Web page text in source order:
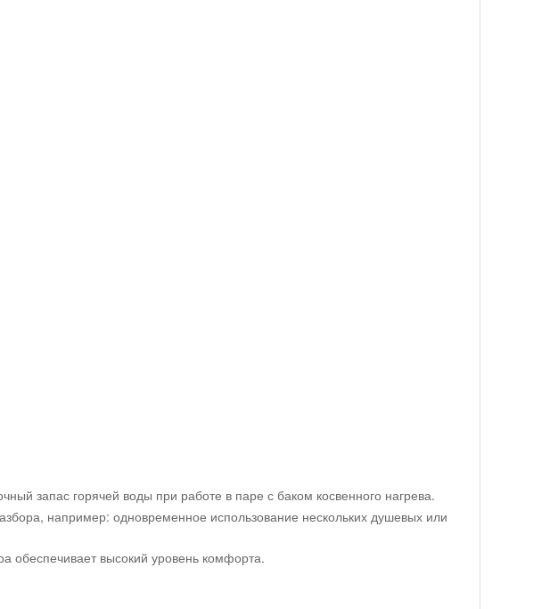
запас горячей воды при работе в паре с баком косвенного нагрева.
например: одновременное использование нескольких душевых или
обеспечивает высокий уровень комфорта.